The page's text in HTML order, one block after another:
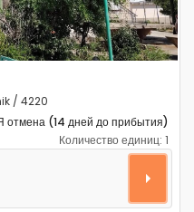
/ 4220
(14 дней до прибытия)
Количество единиц: 1
Заблаче - Zablaće,